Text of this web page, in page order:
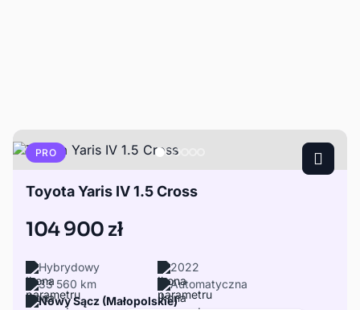
PRO
Toyota Yaris IV 1.5 Cross
104 900 zł
Hybrydowy
2022
33 560 km
Automatyczna
Nowy Sącz (Małopolskie)